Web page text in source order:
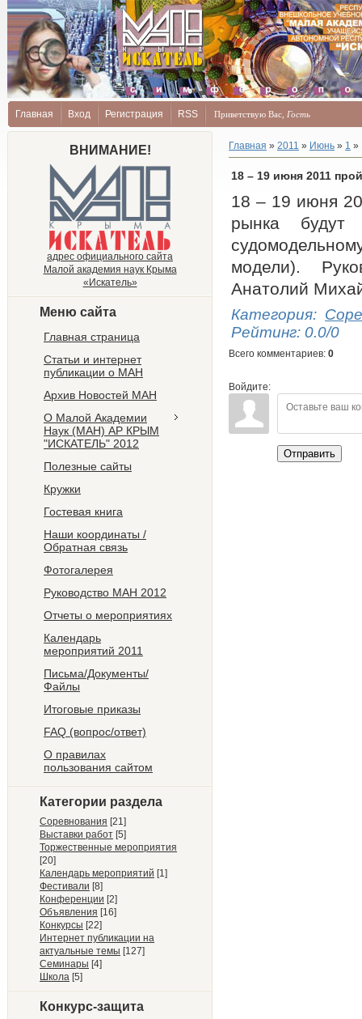
Главная Вход Регистрация RSS Приветствую Вас Гость
ВНИМАНИЕ!
адрес официального сайта
Малой академия наук Крыма
«Искатель»
Меню сайта
Главная страница
Статьи и интернет
публикации о МАН
Архив Новостей МАН
О Малой Академии
Наук (МАН) АР КРЫМ
"ИСКАТЕЛЬ" 2012
Полезные сайты
Кружки
Гостевая книга
Наши координаты /
Обратная связь
Фотогалерея
Руководство МАН 2012
Отчеты о мероприятиях
Календарь
мероприятий 2011
Письма/Документы/
Файлы
Итоговые приказы
FAQ (вопрос/ответ)
О правилах
пользования сайтом
Категории раздела
Соревнования [21]
Выставки работ [5]
Торжественные мероприятия
[20]
Календарь мероприятий [1]
Фестивали [8]
Конференции [2]
Объявления [16]
Конкурсы [22]
Интернет публикации на
актуальные темы [127]
Семинары [4]
Школа [5]
Конкурс-защита
Главная » 2011 » Июнь » 1 »
18 – 19 июня 2011
18 – 19 июня
рынка будут
модели).
Анатолий
Категория:
Рейтинг: 0.0/0
Всего комментариев: 0
Войдите:
Отправить